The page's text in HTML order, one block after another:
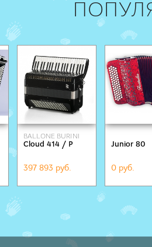
BALLONE BURINI
Cloud 414 / Р
397 893 руб.
Junior 80
0 руб.